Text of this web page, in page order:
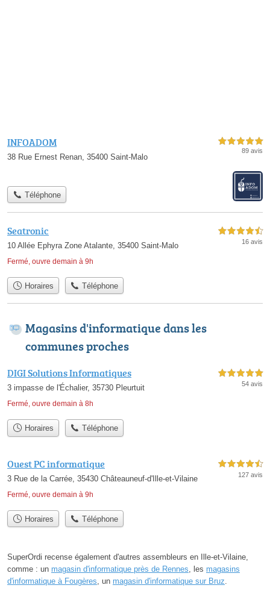
INFOADOM
38 Rue Ernest Renan, 35400 Saint-Malo
5,0 étoiles sur 5
89 avis
Téléphone
Seatronic
10 Allée Ephyra Zone Atalante, 35400 Saint-Malo
Fermé, ouvre demain à 9h
4,5 étoiles sur 5
16 avis
Horaires Téléphone
Magasins d'informatique dans les
communes proches
DIGI Solutions Informatiques
3 impasse de l'Échalier, 35730 Pleurtuit
Fermé, ouvre demain à 8h
5,0 étoiles sur 5
54 avis
Horaires Téléphone
Ouest PC informatique
3 Rue de la Carrée, 35430 Châteauneuf-d'Ille-et-Vilaine
Fermé, ouvre demain à 9h
4,5 étoiles sur 5
127 avis
Horaires Téléphone
SuperOrdi recense également d'autres assembleurs en Ille-et-Vilaine,
comme : un magasin d'informatique près de Rennes, les magasins
d'informatique à Fougères, un magasin d'informatique sur Bruz.